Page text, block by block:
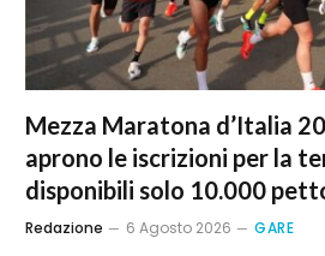
Mezza Maratona d’Italia
aprono le iscrizioni per la
disponibili solo 10.000
Redazione 6 Agosto 2026 GARE